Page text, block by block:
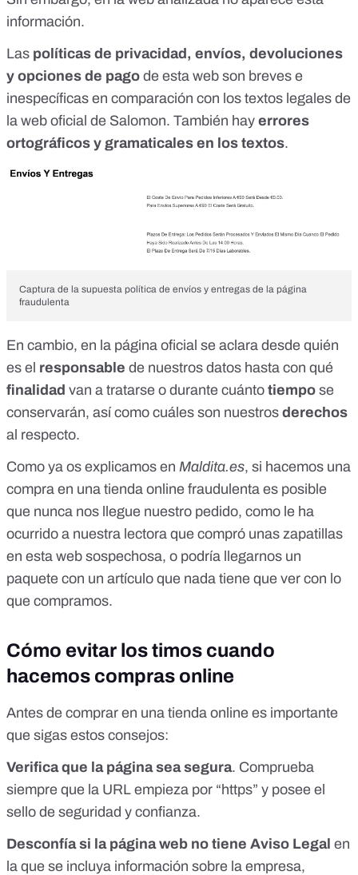
información.
Las políticas de privacidad, envíos, devoluciones
y opciones de pago de esta web son breves e
inespecíficas en comparación con los textos legales de
la web oficial de Salomon. También hay errores
ortográficos y gramaticales en los textos.
Captura de la supuesta política de envíos y entregas de la página
fraudulenta
En cambio, en la página oficial se aclara desde quién
es el responsable de nuestros datos hasta con qué
finalidad van a tratarse o durante cuánto tiempo se
conservarán, así como cuáles son nuestros derechos
al respecto.
Como ya os explicamos en Maldita.es, si hacemos una
compra en una tienda online fraudulenta es posible
que nunca nos llegue nuestro pedido, como le ha
ocurrido a nuestra lectora que compró unas zapatillas
en esta web sospechosa, o podría llegarnos un
paquete con un artículo que nada tiene que ver con lo
que compramos.
Cómo evitar los timos cuando
hacemos compras online
Antes de comprar en una tienda online es importante
que sigas estos consejos:
Verifica que la página sea segura. Comprueba
siempre que la URL empieza por “https” y posee el
sello de seguridad y confianza.
Desconfía si la página web no tiene Aviso Legal en
la que se incluya información sobre la empresa,